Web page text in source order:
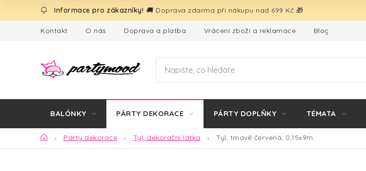
🚚 Doprava zdarma při nákupu nad 699 Kč 🎁
Kontakt O nás Doprava a platba Vrácení zboží a reklamace Blog
BALÓNKY PÁRTY DEKORACE PÁRTY DOPLŇKY TÉMATA
DomůPárty dekorace Tyl, dekorační látka Tyl, tmavě červená, 0,15x9m